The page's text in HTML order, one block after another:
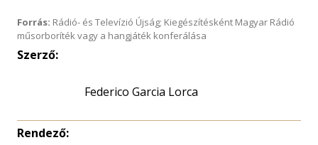
Forrás: Rádió- és Televízió Újság; Kiegészítésként Magyar Rádió
műsorboríték vagy a hangjáték konferálása
Szerző:
Federico Garcia Lorca
Rendező: